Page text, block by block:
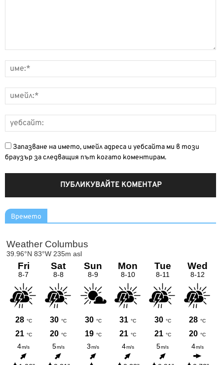
Запазване на името, имейл адреса и уебсайта ми в този
браузър за следващия път когато коментирам.
Времето